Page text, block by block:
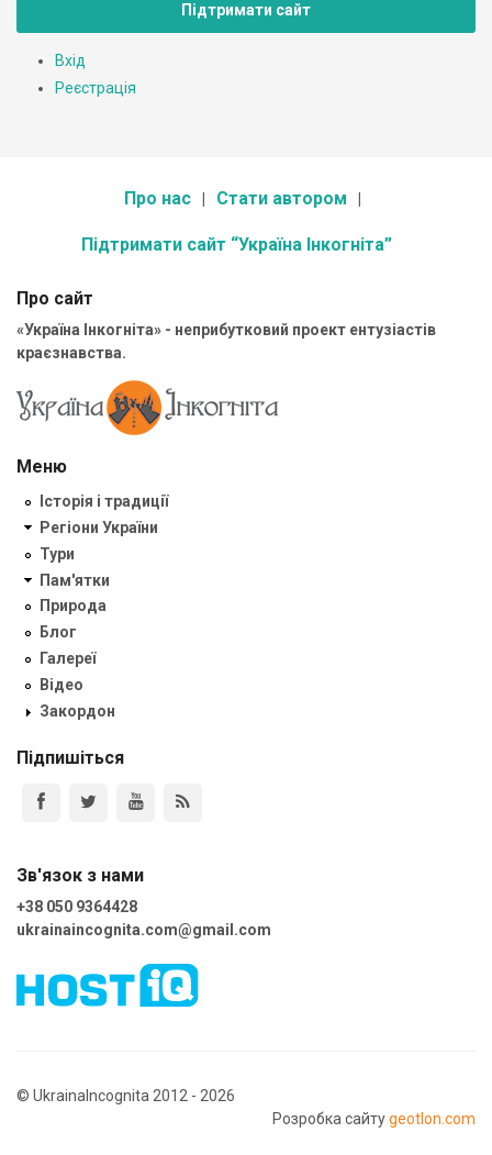
Підтримати сайт
Вхід
Реєстрація
Про нас Стати автором
Підтримати сайт “Україна Інкогніта”
Про сайт
«Україна Інкогніта» - неприбутковий проект ентузіастів
краєзнавства.
Меню
Історія і традиції
Регіони України
Тури
Пам'ятки
Природа
Блог
Галереї
Відео
Закордон
Підпишіться
Зв'язок з нами
+38 050 9364428
ukrainaincognita.com@gmail.com
© UkrainaIncognita 2012 - 2026
Розробка сайтуgeotlon.com